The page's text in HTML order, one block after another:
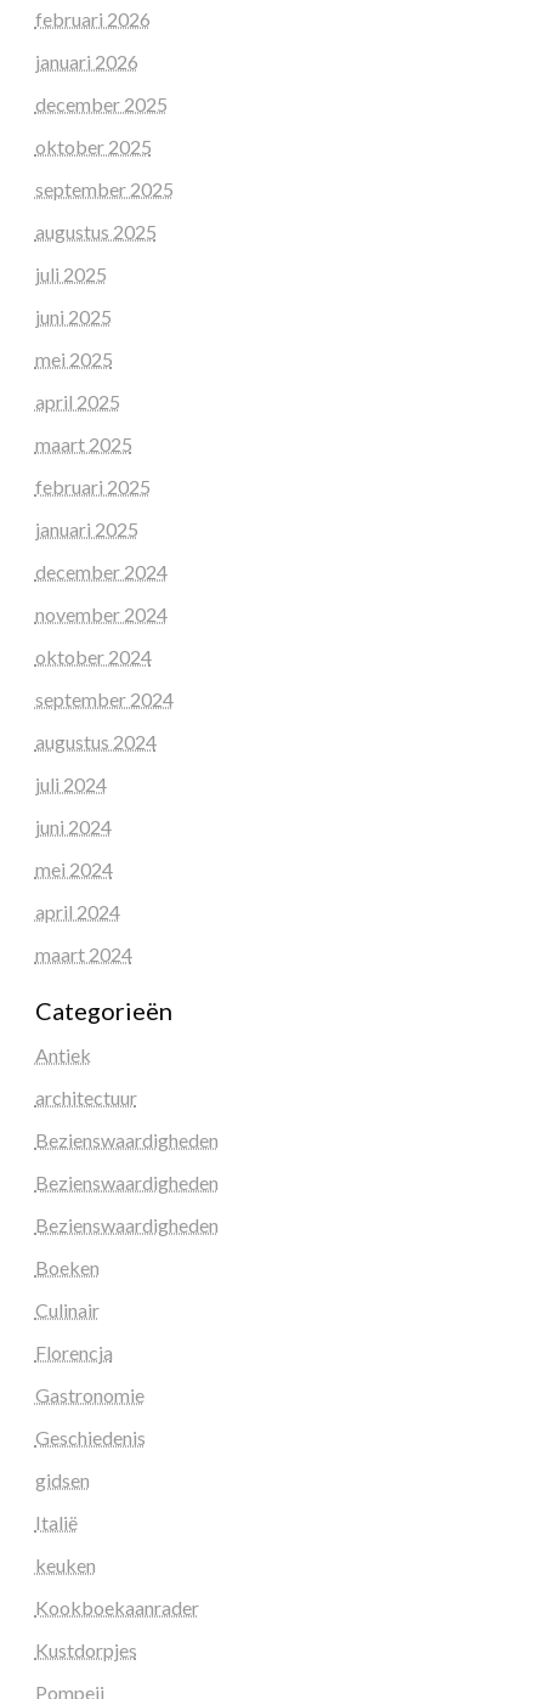
februari 2026
januari 2026
december 2025
oktober 2025
september 2025
augustus 2025
juli 2025
juni 2025
mei 2025
april 2025
maart 2025
februari 2025
januari 2025
december 2024
november 2024
oktober 2024
september 2024
augustus 2024
juli 2024
juni 2024
mei 2024
april 2024
maart 2024
Categorieën
Antiek
architectuur
Bezienswaardigheden
Bezienswaardigheden
Bezienswaardigheden
Boeken
Culinair
Florencja
Gastronomie
Geschiedenis
gidsen
Italië
keuken
Kookboekaanrader
Kustdorpjes
Pompeii